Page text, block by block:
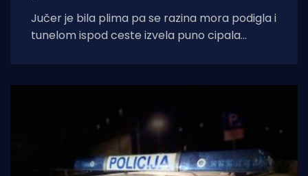
Jučer je bila plima pa se razina mora podigla i
tunelom ispod ceste izvela puno cipala